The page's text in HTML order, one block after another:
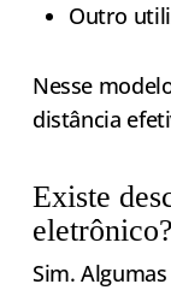
Outro
Nesse
distância
Existe
eletrônico?
Sim.